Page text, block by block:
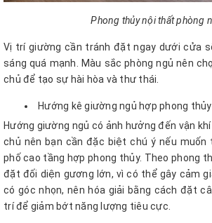
Phong thủy nội thất phòng
Vị trí giường cần tránh đặt ngay dưới cửa
sáng quá mạnh. Màu sắc phòng ngủ nên
chủ để tạo sự hài hòa và thư thái.
Hướng kê giường ngủ hợp phong thủy
Hướng giường ngủ có ảnh hưởng đến vận
chủ nên bạn cần đặc biệt chú ý nếu
phố cao tầng hợp phong thủy. Theo phong
đặt đối diện gương lớn, vì có thể gây cảm
có góc nhọn, nên hóa giải bằng cách đặt
trí để giảm bớt năng lượng tiêu cực.